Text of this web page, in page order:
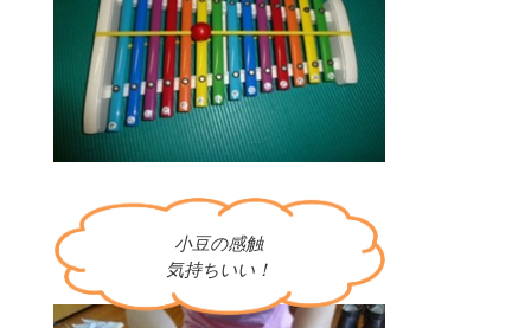
小豆の感触
気持ちいい！